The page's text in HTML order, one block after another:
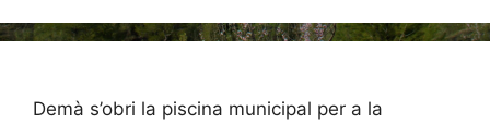
Demà s’obri la piscina municipal per a la